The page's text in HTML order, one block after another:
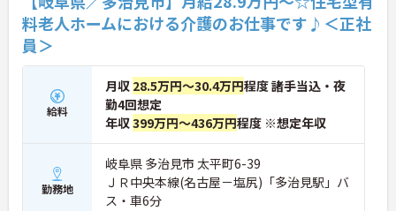
料老人ホームにおける介護のお仕事です♪＜正社
員＞
給料
月収 28.5万円～30.4万円程度 諸手当込・夜
勤4回想定
年収399万円～436万円程度 ※想定年収
勤務地
岐阜県 多治見市 太平町6-39
ＪＲ中央本線(名古屋－塩尻)「多治見駅」バ
ス・車6分